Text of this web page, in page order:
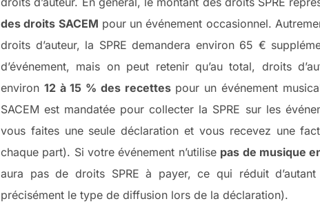
des droits SACEM pour un événement occasionnel.
droits d’auteur, la SPRE demandera environ 65 €
d’événement, mais on peut retenir qu’au total, droits
environ 12 à 15 % des recettespour un événement
SACEM est mandatée pour collecter la SPRE sur les
vous faites une seule déclaration et vous recevez une
chaque part). Si votre événement n’utilise pas de musique
aura pas de droits SPRE à payer, ce qui réduit
précisément le type de diffusion lors de la déclaration).